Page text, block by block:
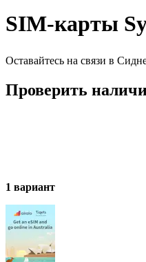
SIM-карты
Оставайтесь на связи в
Проверить
1 вариант